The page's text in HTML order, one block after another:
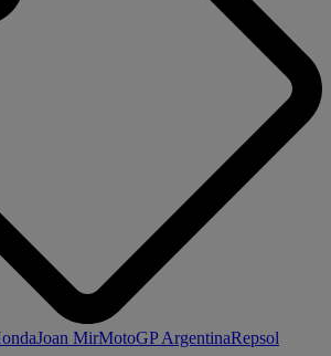
Joan MirMotoGP ArgentinaRepsol